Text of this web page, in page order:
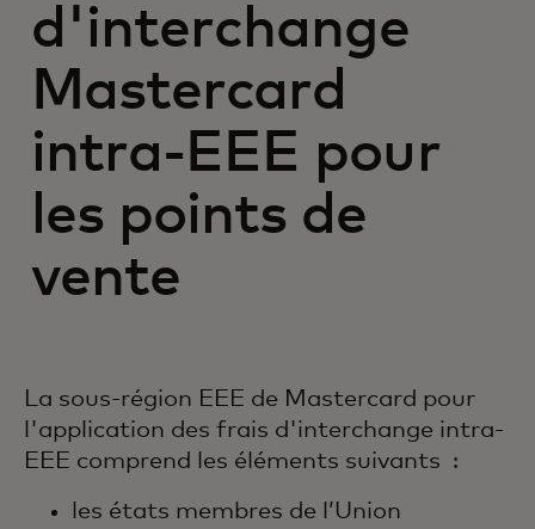
d'interchange
Mastercard
intra-EEE pour
les points de
vente
La sous-région EEE de Mastercard pour
l'application des frais d'interchange intra-
EEE comprend les éléments suivants :
les états membres de l’Union